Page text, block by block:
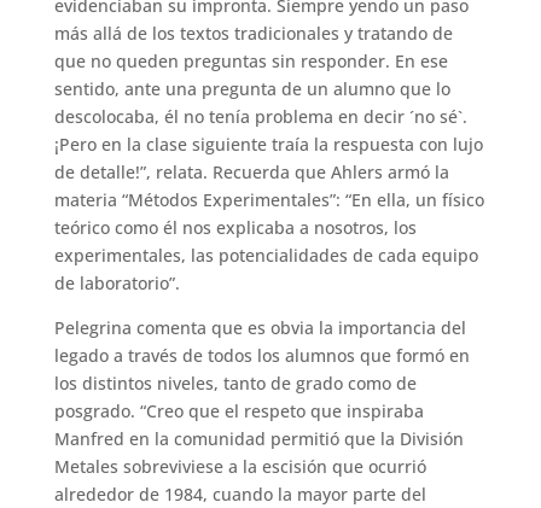
evidenciaban su impronta. Siempre yendo un paso
más allá de los textos tradicionales y tratando de
que no queden preguntas sin responder. En ese
sentido, ante una pregunta de un alumno que lo
descolocaba, él no tenía problema en decir ´no sé`.
¡Pero en la clase siguiente traía la respuesta con lujo
de detalle!”, relata. Recuerda que Ahlers armó la
materia “Métodos Experimentales”: “En ella, un físico
teórico como él nos explicaba a nosotros, los
experimentales, las potencialidades de cada equipo
de laboratorio”.
Pelegrina comenta que es obvia la importancia del
legado a través de todos los alumnos que formó en
los distintos niveles, tanto de grado como de
posgrado. “Creo que el respeto que inspiraba
Manfred en la comunidad permitió que la División
Metales sobreviviese a la escisión que ocurrió
alrededor de 1984, cuando la mayor parte del